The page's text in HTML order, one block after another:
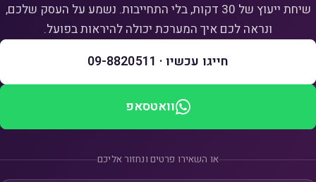
שיחת ייעוץ של 30 דקות, בלי התחייבות. נשמע על העסק שלכם,
ונראה לכם איך המערכת יכולה להיראות בפועל.
חייגו עכשיו · 09-8820511
וואטסאפ
או השאירו פרטים ונחזור אליכם